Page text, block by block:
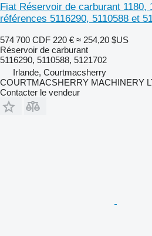
Fiat Réservoir de carburant 1180,
références 5116290, 5110588 et
574 700 CDF 220 € ≈ 254,20 $US
Réservoir de carburant
5116290, 5110588, 5121702
Irlande, Courtmacsherry
COURTMACSHERRY MACHINERY
Contacter le vendeur